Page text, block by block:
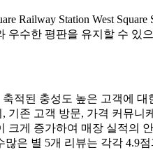
Railway Station West
우수한 평판을 유지할 수
적된 충성도 높은 고객에
기존 고객 방문, 가격 커뮤
크게 증가하여 매장 실적의
은 별 5개 리뷰는 각각 4.9